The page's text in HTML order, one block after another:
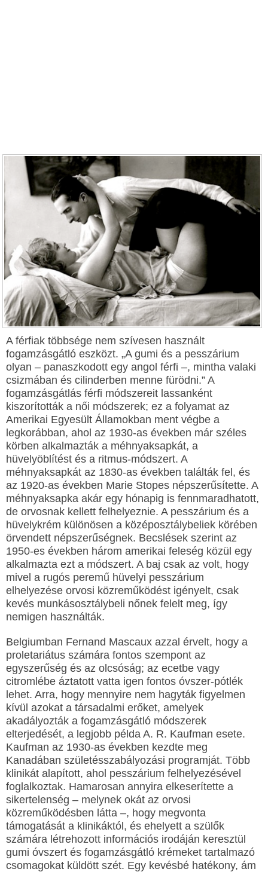
A férfiak többsége nem szívesen használt
fogamzásgátló eszközt. „A gumi és a pesszárium
olyan – panaszkodott egy angol férfi –, mintha valaki
csizmában és cilinderben menne fürödni.” A
fogamzásgátlás férfi módszereit lassanként
kiszorították a női módszerek; ez a folyamat az
Amerikai Egyesült Államokban ment végbe a
legkorábban, ahol az 1930-as években már széles
körben alkalmazták a méhnyaksapkát, a
hüvelyöblítést és a ritmus-módszert. A
méhnyaksapkát az 1830-as években találták fel, és
az 1920-as években Marie Stopes népszerűsítette. A
méhnyaksapka akár egy hónapig is fennmaradhatott,
de orvosnak kellett felhelyeznie. A pesszárium és a
hüvelykrém különösen a középosztálybeliek körében
örvendett népszerűségnek. Becslések szerint az
1950-es években három amerikai feleség közül egy
alkalmazta ezt a módszert. A baj csak az volt, hogy
mivel a rugós peremű hüvelyi pesszárium
elhelyezése orvosi közreműködést igényelt, csak
kevés munkásosztálybeli nőnek felelt meg, így
nemigen használták.
Belgiumban Fernand Mascaux azzal érvelt, hogy a
proletariátus számára fontos szempont az
egyszerűség és az olcsóság; az ecetbe vagy
citromlébe áztatott vatta igen fontos óvszer-pótlék
lehet. Arra, hogy mennyire nem hagyták figyelmen
kívül azokat a társadalmi erőket, amelyek
akadályozták a fogamzásgátló módszerek
elterjedését, a legjobb példa A. R. Kaufman esete.
Kaufman az 1930-as években kezdte meg
Kanadában születésszabályozási programját. Több
klinikát alapított, ahol pesszárium felhelyezésével
foglalkoztak. Hamarosan annyira elkeserítette a
sikertelenség – melynek okát az orvosi
közreműködésben látta –, hogy megvonta
támogatását a klinikáktól, és ehelyett a szülők
számára létrehozott információs irodáján keresztül
gumi óvszert és fogamzásgátló krémeket tartalmazó
csomagokat küldött szét. Egy kevésbé hatékony, ám